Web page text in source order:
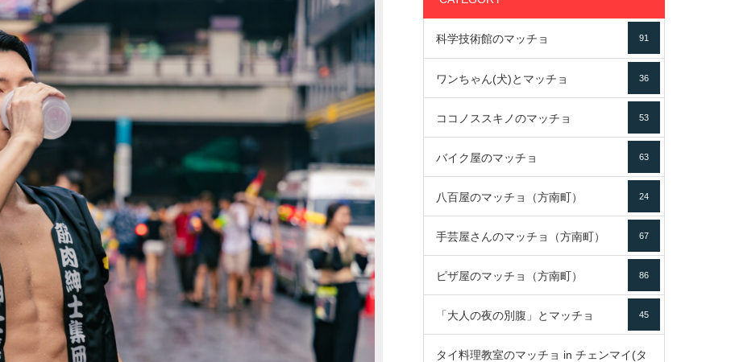
科学技術館のマッチョ 91
ワンちゃん(犬)とマッチョ 36
ココノススキノのマッチョ 53
バイク屋のマッチョ 63
八百屋のマッチョ（方南町） 24
手芸屋さんのマッチョ（方南町） 67
ピザ屋のマッチョ（方南町） 86
「大人の夜の別腹」とマッチョ 45
タイ料理教室のマッチョ in チェンマイ(タ